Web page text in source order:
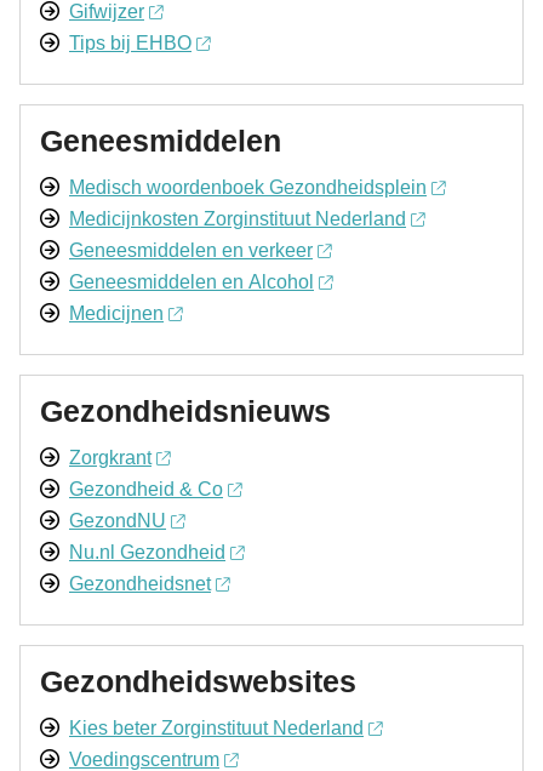
Gifwijzer
Tips bij EHBO
Geneesmiddelen
Medisch woordenboek Gezondheidsplein
Medicijnkosten Zorginstituut Nederland
Geneesmiddelen en verkeer
Geneesmiddelen en Alcohol
Medicijnen
Gezondheidsnieuws
Zorgkrant
Gezondheid & Co
GezondNU
Nu.nl Gezondheid
Gezondheidsnet
Gezondheidswebsites
Kies beter Zorginstituut Nederland
Voedingscentrum